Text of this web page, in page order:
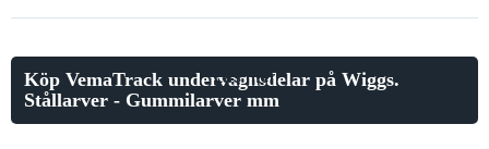
Läs mer
Köp VemaTrack undervagnsdelar på Wiggs.
Stållarver - Gummilarver mm